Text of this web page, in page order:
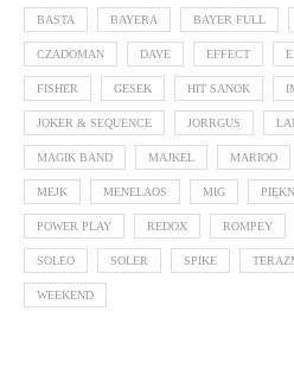
BASTA BAYERA BAYER FULL
CZADOMAN DAVE EFFECT
FISHER GESEK HIT SANOK
JOKER & SEQUENCE JORRGUS
MAGIK BAND MAJKEL MARIOO
MEJK MENELAOS MIG
POWER PLAY REDOX ROMPEY
SOLEO SOLER SPIKE
WEEKEND